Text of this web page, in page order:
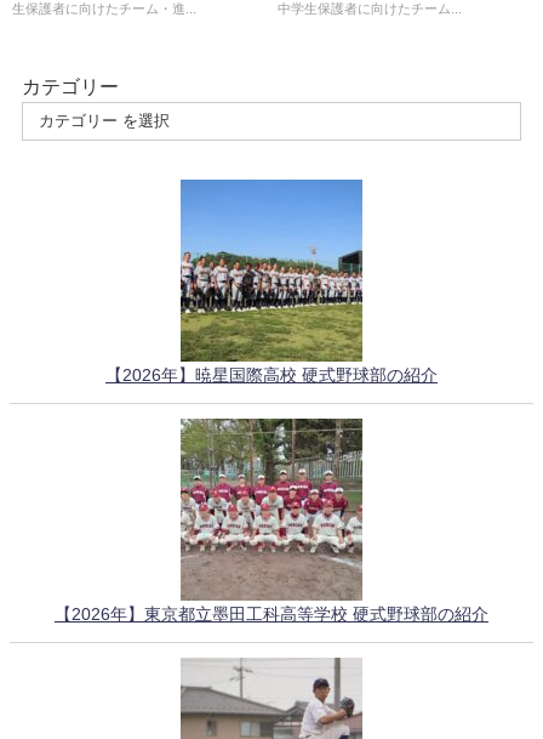
生保護者に向けたチーム・進...
中学生保護者に向けたチーム...
カテゴリー
【2026年】暁星国際高校 硬式野球部の紹介
【2026年】東京都立墨田工科高等学校 硬式野球部の紹介